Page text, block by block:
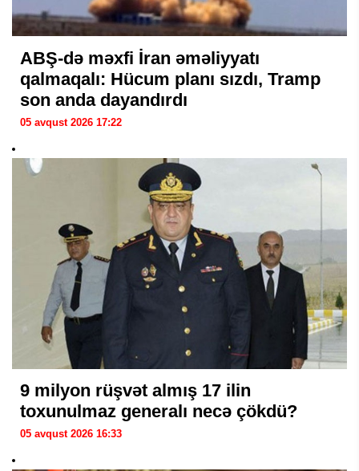
ABŞ-də məxfi İran əməliyyatı
qalmaqalı: Hücum planı sızdı, Tramp
son anda dayandırdı
05 avqust 2026 17:22
9 milyon rüşvət almış 17 ilin
toxunulmaz generalı necə çökdü?
05 avqust 2026 16:33